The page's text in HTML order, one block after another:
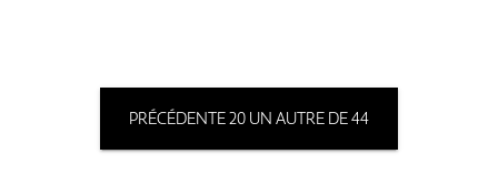
PRÉCÉDENTE 20 UN AUTRE DE 44